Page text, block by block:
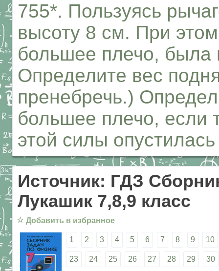
755*. Пользуясь
высоту 8 см. При
большее плечо, была
Определите вес
пренебречь.)
большее плечо, если
этой силы
Источник: ГДЗ
Лукашик 7,8,9 класс
☆ Добавить в избранное
1 2 3 4 5 6 7 8 9 10
23 24 25 26 27 28 29 30